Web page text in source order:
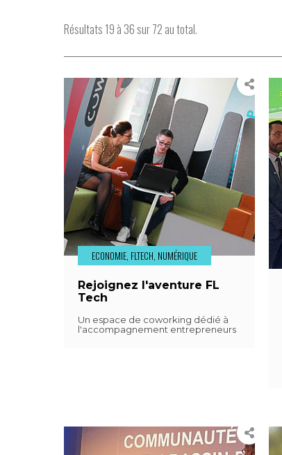
Résultats 19 à 36 sur 72 au total.
ECONOMIE, FLTECH, NUMÉRIQUE
Rejoignez l'aventure FL
Tech
Un espace de coworking dédié à
l'accompagnement entrepreneurs